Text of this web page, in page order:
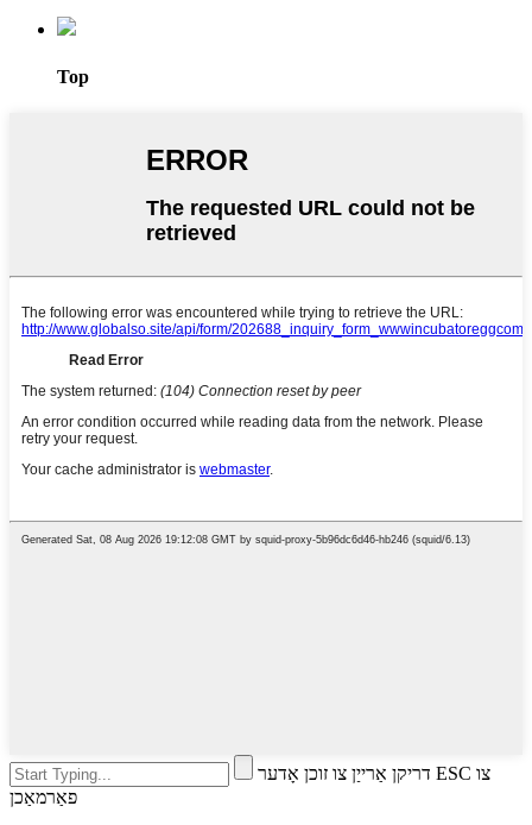
Top
דריקן אַרייַן צו זוכן אָדער ESC צו
פאַרמאַכן